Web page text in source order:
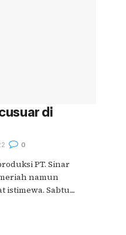
di
0
PT. Sinar
namun
istimewa. Sabtu....